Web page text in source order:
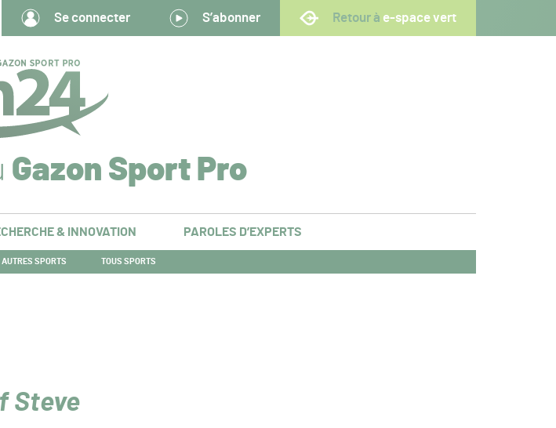
Se connecter S’abonner Retour à e-space vert
Gazon Sport Pro
& INNOVATION PAROLES D’EXPERTS
AUTRES SPORTS TOUS SPORTS
Steve